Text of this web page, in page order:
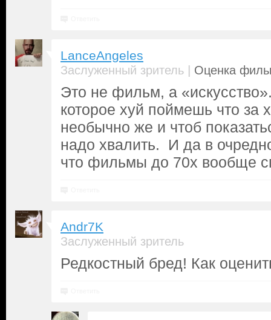
LanceAngeles
Заслуженный зритель | Оценка
Это не фильм, а
которое хуй поймешь что за
необычно же и чтоб
надо хвалить. И да в
что фильмы до 70х вообще
Andr7K
Заслуженный зритель
Редкостный бред! Как